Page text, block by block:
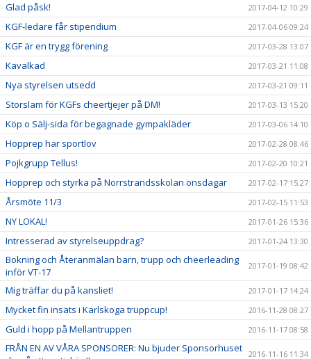
Glad påsk! 2017-04-12 10:29
KGF-ledare får stipendium 2017-04-06 09:24
KGF är en trygg förening 2017-03-28 13:07
Kavalkad 2017-03-21 11:08
Nya styrelsen utsedd 2017-03-21 09:11
Storslam för KGFs cheertjejer på DM! 2017-03-13 15:20
Köp o Sälj-sida för begagnade gympakläder 2017-03-06 14:10
Hopprep har sportlov 2017-02-28 08:46
Pojkgrupp Tellus! 2017-02-20 10:21
Hopprep och styrka på Norrstrandsskolan onsdagar 2017-02-17 15:27
Årsmöte 11/3 2017-02-15 11:53
NY LOKAL! 2017-01-26 15:36
Intresserad av styrelseuppdrag? 2017-01-24 13:30
Bokning och Återanmälan barn, trupp och cheerleading
inför VT-17
2017-01-19 08:42
Mig träffar du på kansliet! 2017-01-17 14:24
Mycket fin insats i Karlskoga truppcup! 2016-11-28 08:27
Guld i hopp på Mellantruppen 2016-11-17 08:58
FRÅN EN AV VÅRA SPONSORER: Nu bjuder Sponsorhuset 2016-11-16 11:34